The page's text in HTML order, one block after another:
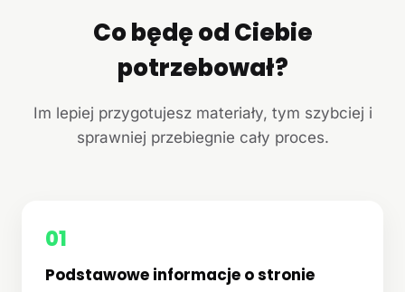
Co będę od Ciebie
potrzebował?
Im lepiej przygotujesz materiały, tym szybciej i
sprawniej przebiegnie cały proces.
01
Podstawowe informacje o stronie